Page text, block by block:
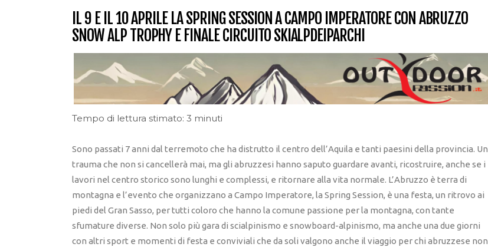
IL 9 E IL 10 APRILE LA SPRING SESSION A CAMPO IMPERATORE CON ABRUZZO
SNOW ALP TROPHY E FINALE CIRCUITO SKIALPDEIPARCHI
Tempo di lettura stimato: 3 minuti
Sono passati 7 anni dal terremoto che ha distrutto il centro dell’Aquila e tanti paesini della provincia. Un
trauma che non si cancellerà mai, ma gli abruzzesi hanno saputo guardare avanti, ricostruire, anche se i
lavori nel centro storico sono lunghi e complessi, e ritornare alla vita normale. L’Abruzzo è terra di
montagna e l’evento che organizzano a Campo Imperatore, la Spring Session, è una festa, un ritrovo ai
piedi del Gran Sasso, per tutti coloro che hanno la comune passione per la montagna, con tante
sfumature diverse. Non solo più gara di scialpinismo e snowboard-alpinismo, ma anche una due giorni
con altri sport e momenti di festa e conviviali che da soli valgono anche il viaggio per chi abruzzese non